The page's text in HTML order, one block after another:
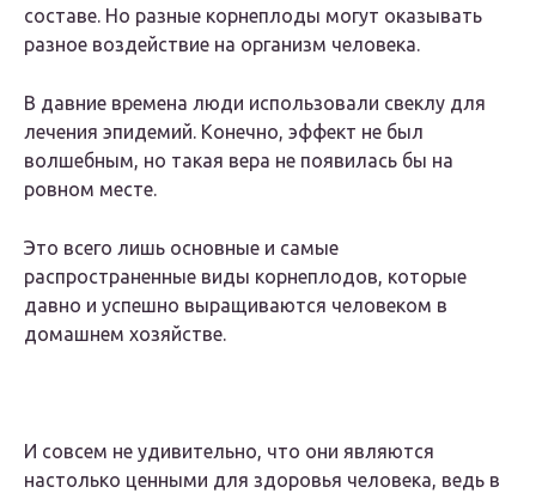
составе. Но разные корнеплоды могут оказывать
разное воздействие на организм человека.
В давние времена люди использовали свеклу для
лечения эпидемий. Конечно, эффект не был
волшебным, но такая вера не появилась бы на
ровном месте.
Это всего лишь основные и самые
распространенные виды корнеплодов, которые
давно и успешно выращиваются человеком в
домашнем хозяйстве.
И совсем не удивительно, что они являются
настолько ценными для здоровья человека, ведь в